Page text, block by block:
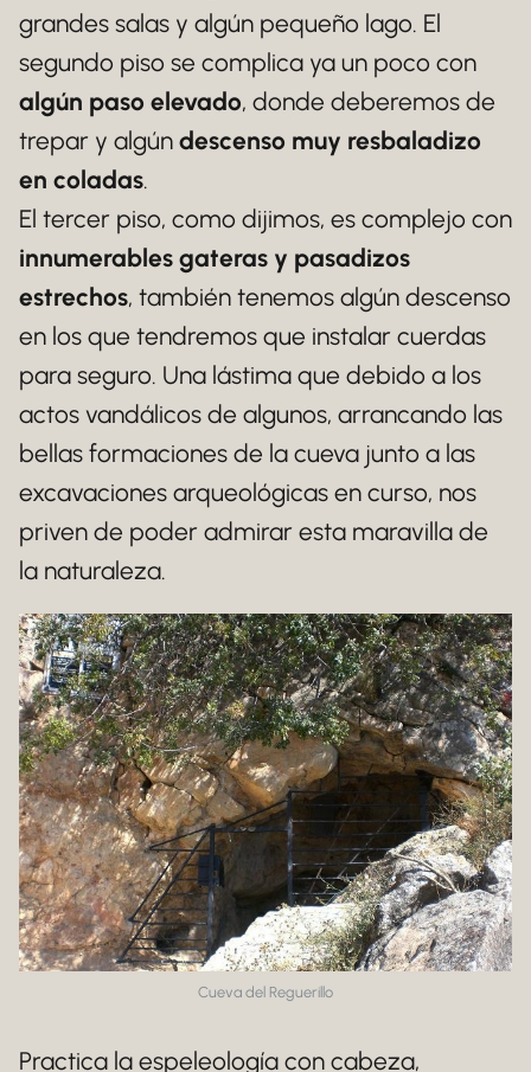
grandes salas y algún pequeño lago. El
segundo piso se complica ya un poco con
algún paso elevado, donde deberemos de
trepar y algún descenso muy resbaladizo
en coladas.
El tercer piso, como dijimos, es complejo con
innumerables gateras y pasadizos
estrechos, también tenemos algún descenso
en los que tendremos que instalar cuerdas
para seguro. Una lástima que debido a los
actos vandálicos de algunos, arrancando las
bellas formaciones de la cueva junto a las
excavaciones arqueológicas en curso, nos
priven de poder admirar esta maravilla de
la naturaleza.
Cueva del Reguerillo
Practica la espeleología con cabeza,